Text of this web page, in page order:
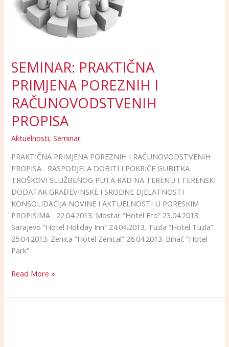
SEMINAR: PRAKTIČNA
PRIMJENA POREZNIH I
RAČUNOVODSTVENIH
PROPISA
Aktuelnosti,Seminar
PRAKTIČNA PRIMJENA POREZNIH I RAČUNOVODSTVENIH
PROPISA RASPODJELA DOBITI I POKRIĆE GUBITKA
TROŠKOVI SLUŽBENOG PUTA RAD NA TERENU I TERENSKI
DODATAK GRAĐEVINSKE I SRODNE DJELATNOSTI
KONSOLIDACIJA NOVINE I AKTUELNOSTI U PORESKIM
PROPISIMA 22.04.2013. Mostar “Hotel Ero” 23.04.2013.
Sarajevo “Hotel Holiday Inn” 24.04.2013. Tuzla “Hotel Tuzla”
25.04.2013. Zenica “Hotel Zenical” 26.04.2013. Bihać “Hotel
Park”
RAČUNOVODSTVENIH
PROPISA
Read More »